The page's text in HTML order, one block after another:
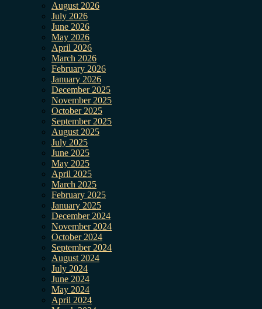
August 2026
July 2026
June 2026
May 2026
April 2026
March 2026
February 2026
January 2026
December 2025
November 2025
October 2025
September 2025
August 2025
July 2025
June 2025
May 2025
April 2025
March 2025
February 2025
January 2025
December 2024
November 2024
October 2024
September 2024
August 2024
July 2024
June 2024
May 2024
April 2024